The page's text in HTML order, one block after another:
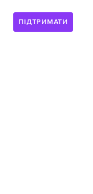
ПІДТРИМАТИ